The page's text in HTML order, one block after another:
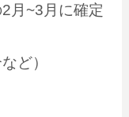
月~3月に確定
ど）